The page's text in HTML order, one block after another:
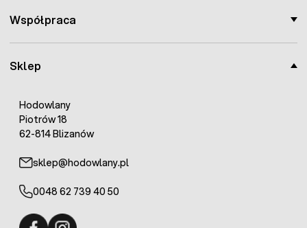
Sklep
Hodowlany
Piotrów 18
62-814 Blizanów
sklep@hodowlany.pl
0048 62 739 40 50
Współpraca